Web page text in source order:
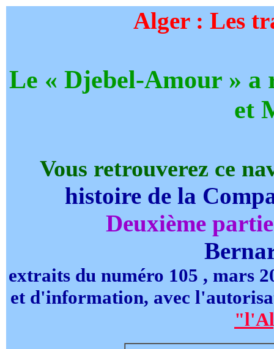
Alger : Les
Le « Djebel-Amour » a
et
Vous retrouverez ce
histoire de la
Deuxième
extraits du numéro 105 , mars
et d'information, avec